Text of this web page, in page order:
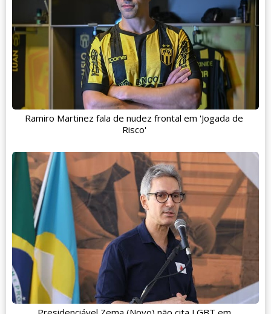
Ramiro Martinez fala de nudez frontal em 'Jogada de
Risco'